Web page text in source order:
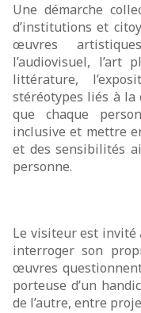
Une démarche
d’institutions et
œuvres
l’audiovisuel, l’art
littérature,
stéréotypes liés à la
que chaque
inclusive et mettre
et des sensibilités
personne.
Le visiteur est invité
interroger son
œuvres
porteuse d’un
de l’autre, entre